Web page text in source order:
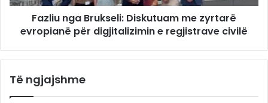
Fazliu nga Brukseli: Diskutuam me zyrtarë
evropianë për digjitalizimin e regjistrave civilë
Të ngjajshme